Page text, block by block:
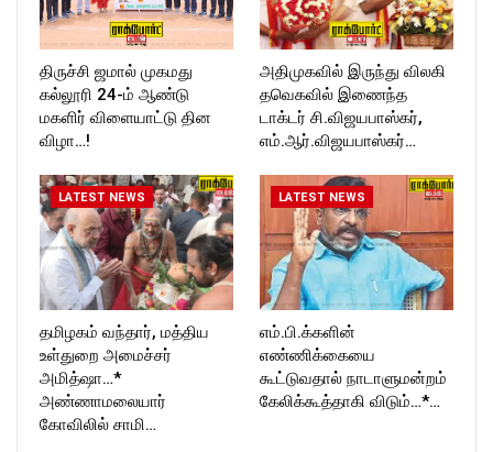
திருச்சி ஜமால் முகமது
கல்லூரி 24-ம் ஆண்டு
மகளிர் விளையாட்டு தின
விழா…!
அதிமுகவில் இருந்து விலகி
தவெகவில் இணைந்த
டாக்டர் சி.விஜயபாஸ்கர்,
எம்.ஆர்.விஜயபாஸ்கர்…
LATEST NEWS
தமிழகம் வந்தார், மத்திய
உள்துறை அமைச்சர்
அமித்ஷா…*
அண்ணாமலையார்
கோவிலில் சாமி…
LATEST NEWS
எம்.பி.க்களின்
எண்ணிக்கையை
கூட்டுவதால் நாடாளுமன்றம்
கேலிக்கூத்தாகி விடும்…*…